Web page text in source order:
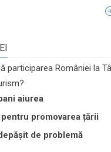
participarea României la
aiurea
promovarea țării
de problemă